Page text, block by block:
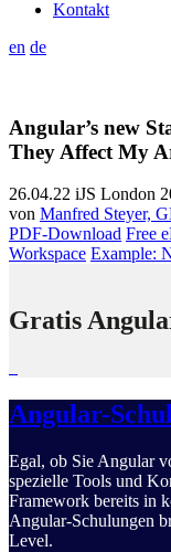
Kontakt
en de
Angular’s new
They Affect My
26.04.22 iJS London
von Manfred Steyer,
PDF-Download Free
Workspace Example:
Gratis
Angular-
Egal, ob Sie Angular
spezielle Tools und
Framework bereits in
Angular-Schulungen
Level.